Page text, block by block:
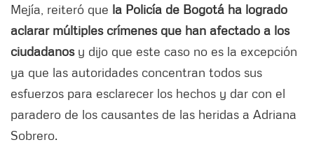
Mejía, reiteró que la Policía de Bogotá ha logrado
aclarar múltiples crímenes que han afectado a los
ciudadanosy dijo que este caso no es la excepción
ya que las autoridades concentran todos sus
esfuerzos para esclarecer los hechos y dar con el
paradero de los causantes de las heridas a Adriana
Sobrero.